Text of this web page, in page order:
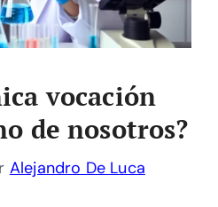
vocación
de nosotros?
Alejandro De Luca